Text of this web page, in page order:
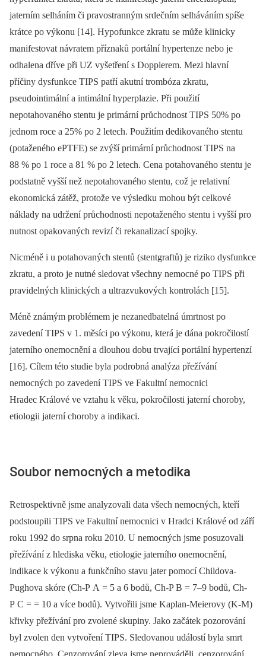
jaterním selháním či pravostranným srdečním selháváním spíše
krátce po výkonu [14]. Hypofunkce zkratu se může klinicky
manifestovat návratem příznaků portální hypertenze nebo je
odhalena dříve při UZ vyšetření s Dopplerem. Mezi hlavní
příčiny dysfunkce TIPS patří akutní trombóza zkratu,
pseudointimální a intimální hyperplazie. Při použití
nepotahovaného stentu je primární průchodnost TIPS 50% po
jednom roce a 25% po 2 letech. Použitím dedikovaného stentu
(potaženého ePTFE) se zvýší primární průchodnost TIPS na
88 % po 1 roce a 81 % po 2 letech. Cena potahovaného stentu je
podstatně vyšší než nepotahovaného stentu, což je relativní
ekonomická zátěž, protože ve výsledku mohou být celkové
náklady na udržení průchodnosti nepotaženého stentu i vyšší pro
nutnost opakovaných revizí či rekanalizací spojky.
Nicméně i u potahovaných stentů (stentgraftů) je riziko dysfunkce
zkratu, a proto je nutné sledovat všechny nemocné po TIPS při
pravidelných klinických a ultrazvukových kontrolách [15].
Méně známým problémem je nezanedbatelná úmrtnost po
zavedení TIPS v 1. měsíci po výkonu, která je dána pokročilostí
jaterního onemocnění a dlouhou dobu trvající portální hypertenzí
[16]. Cílem této studie byla podrobná analýza přežívání
nemocných po zavedení TIPS ve Fakultní nemocnici
Hradec Králové ve vztahu k věku, pokročilosti jaterní choroby,
etiologii jaterní choroby a indikaci.
Soubor nemocných a metodika
Retrospektivně jsme analyzovali data všech nemocných, kteří
podstoupili TIPS ve Fakultní nemocnici v Hradci Králové od září
roku 1992 do srpna roku 2010. U nemocných jsme posuzovali
přežívání z hlediska věku, etiologie jaterního onemocnění,
indikace k výkonu a funkčního stavu jater pomocí Childova-
Pughova skóre (Ch-P A = 5 a 6 bodů, Ch-P B = 7–9 bodů, Ch-
P C = = 10 a více bodů). Vytvořili jsme Kaplan-Meierovy (K-M)
křivky přežívání pro zvolené skupiny. Jako začátek pozorování
byl zvolen den vytvoření TIPS. Sledovanou událostí byla smrt